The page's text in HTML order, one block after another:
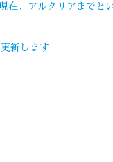
在、アルタリアまでと
新します